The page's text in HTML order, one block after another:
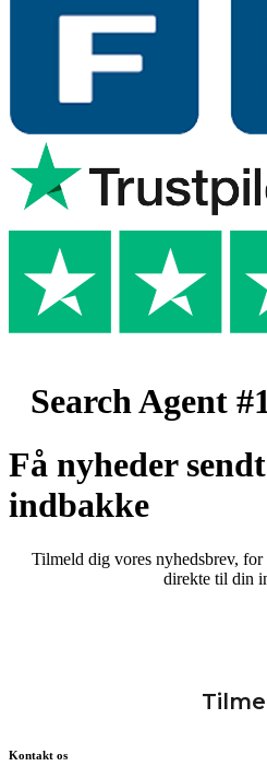
Search Agent
Få nyheder
indbakke
Tilmeld dig vores nyhedsbrev,
direkte til din
Kontakt os